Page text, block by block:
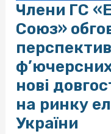
Члени ГС
Союз»
нові
на ринку
України